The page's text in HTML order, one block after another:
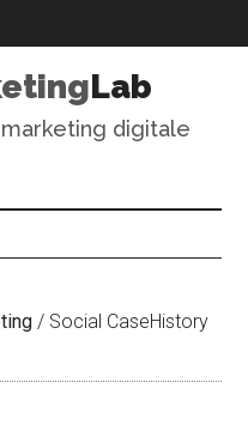
Lab
digitale
/ Social CaseHistory